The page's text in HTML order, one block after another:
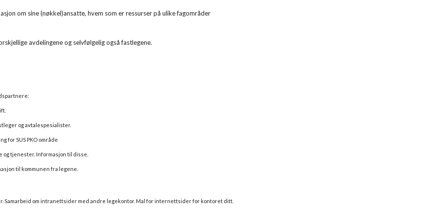
om sine (nøkkel)ansatte, hvem som er ressurser på ulike fagområder
avdelingene og selvfølgelig også fastlegene.
og avtalespesialister.
for SUS PKO område
tjenester. Informasjon til disse.
til kommunen fra legene.
Samarbeid om intranettsider med andre legekontor. Mal for internettsider for kontoret ditt.